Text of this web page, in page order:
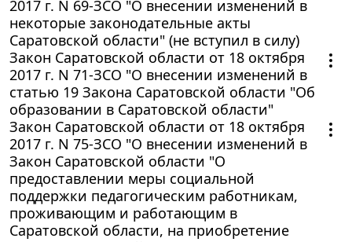
2017 г. N 69-ЗСО "О внесении изменений в
некоторые законодательные акты
Саратовской области" (не вступил в силу)
Закон Саратовской области от 18 октября
2017 г. N 71-ЗСО "О внесении изменений в
статью 19 Закона Саратовской области "Об
образовании в Саратовской области"
Закон Саратовской области от 18 октября
2017 г. N 75-ЗСО "О внесении изменений в
Закон Саратовской области "О
предоставлении меры социальной
поддержки педагогическим работникам,
проживающим и работающим в
Саратовской области, на приобретение